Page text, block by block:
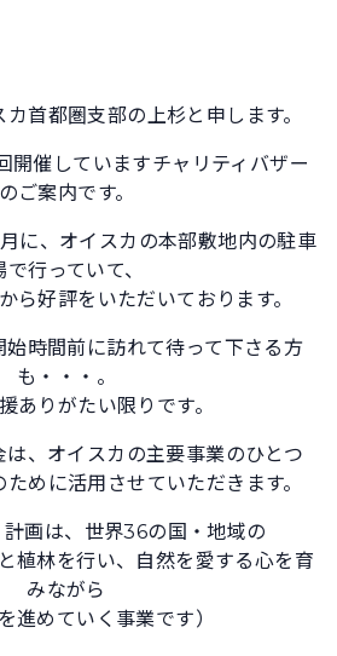
首都圏支部の上杉と申します。
開催していますチャリティバザー
のご案内です。
に、オイスカの本部敷地内の駐車
で行っていて、
ら好評をいただいております。
時間前に訪れて待って下さる方
も・・・。
ありがたい限りです。
は、オイスカの主要事業のひとつ
ために活用させていただきます。
計画は、世界36の国・地域の
植林を行い、自然を愛する心を育
みながら
進めていく事業です）